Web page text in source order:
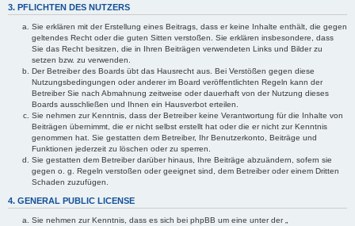
3. PFLICHTEN DES NUTZERS
Sie erklären mit der Erstellung eines Beitrags, dass er keine Inhalte enthält, die gegen
geltendes Recht oder die guten Sitten verstoßen. Sie erklären insbesondere, dass
Sie das Recht besitzen, die in Ihren Beiträgen verwendeten Links und Bilder zu
setzen bzw. zu verwenden.
Der Betreiber des Boards übt das Hausrecht aus. Bei Verstößen gegen diese
Nutzungsbedingungen oder anderer im Board veröffentlichten Regeln kann der
Betreiber Sie nach Abmahnung zeitweise oder dauerhaft von der Nutzung dieses
Boards ausschließen und Ihnen ein Hausverbot erteilen.
Sie nehmen zur Kenntnis, dass der Betreiber keine Verantwortung für die Inhalte von
Beiträgen übernimmt, die er nicht selbst erstellt hat oder die er nicht zur Kenntnis
genommen hat. Sie gestatten dem Betreiber, Ihr Benutzerkonto, Beiträge und
Funktionen jederzeit zu löschen oder zu sperren.
Sie gestatten dem Betreiber darüber hinaus, Ihre Beiträge abzuändern, sofern sie
gegen o. g. Regeln verstoßen oder geeignet sind, dem Betreiber oder einem Dritten
Schaden zuzufügen.
4. GENERAL PUBLIC LICENSE
Sie nehmen zur Kenntnis, dass es sich bei phpBB um eine unter der „